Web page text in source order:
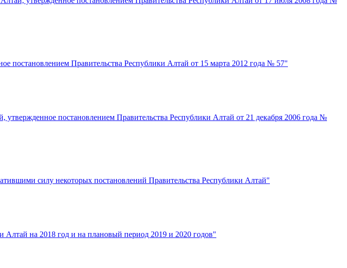
постановлением Правительства Республики Алтай от 15 марта 2012 года № 57"
постановлением Правительства Республики Алтай от 21 декабря 2006 года №
силу некоторых постановлений Правительства Республики Алтай"
на 2018 год и на плановый период 2019 и 2020 годов"